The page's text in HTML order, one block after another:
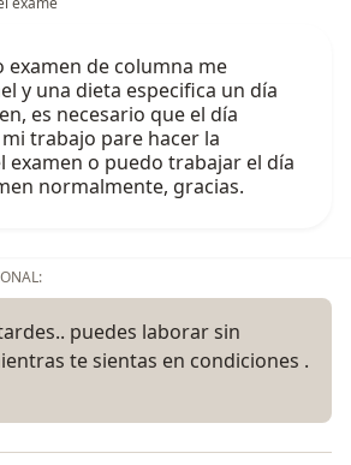
examen de columna me
y una dieta especifica un día
es necesario que el día
trabajo pare hacer la
examen o puedo trabajar el día
normalmente, gracias.
puedes laborar sin
te sientas en condiciones .